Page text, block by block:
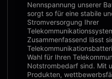
Nennspannung unserer
sorgt so für eine stabile
Stromversorgung Ihrer
Zusammenfassend lässt
Wahl für Ihren
Notstrombedarf sind. Mit
Produkten,